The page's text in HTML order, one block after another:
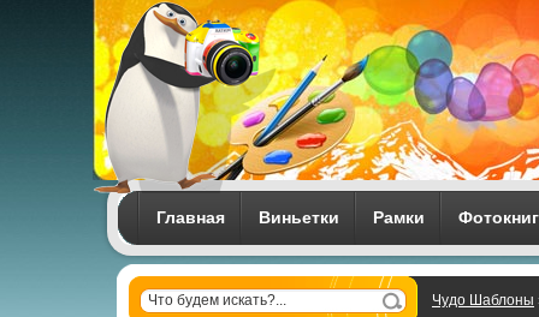
Главная Виньетки Рамки
Чудо Шаблоны